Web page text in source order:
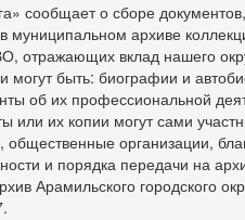
сообщает о сборе
архиве
отражающих вклад нашего
быть: биографии и
об их профессиональной
или их копии могут сами
организации,
и порядка передачи на
Арамильского городского